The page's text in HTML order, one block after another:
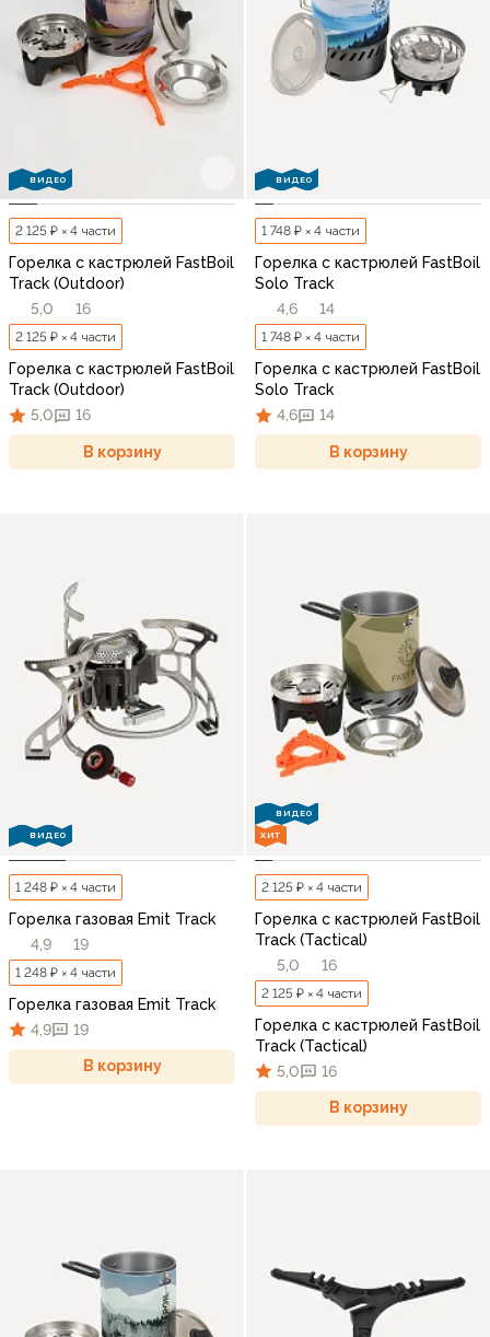
ВИДЕО
2 125 ₽ × 4 части
Горелка с кастрюлей FastBoil
Track (Outdoor)
5,0
16
2 125 ₽ × 4 части
Горелка с кастрюлей FastBoil
Track (Outdoor)
5,0
16
В корзину
ВИДЕО
1 748 ₽ × 4 части
Горелка с кастрюлей FastBoil
Solo Track
4,6
14
1 748 ₽ × 4 части
Горелка с кастрюлей FastBoil
Solo Track
4,6
14
В корзину
ВИДЕО
1 248 ₽ × 4 части
Горелка газовая Emit Track
4,9
19
1 248 ₽ × 4 части
Горелка газовая Emit Track
4,9
19
В корзину
ВИДЕО
ХИТ
2 125 ₽ × 4 части
Горелка с кастрюлей FastBoil
Track (Tactical)
5,0
16
2 125 ₽ × 4 части
Горелка с кастрюлей FastBoil
Track (Tactical)
5,0
16
В корзину